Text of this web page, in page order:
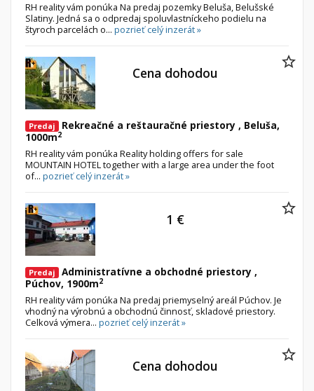
RH reality vám ponúka Na predaj pozemky Beluša, Belušské
Slatiny. Jedná sa o odpredaj spoluvlastníckeho podielu na
štyroch parcelách o... pozrieť celý inzerát »
Predaj
Rekreačné a reštauračné priestory , Beluša,
1000m2
RH reality vám ponúka Reality holding offers for sale
MOUNTAIN HOTEL together with a large area under the foot
of... pozrieť celý inzerát »
Cena dohodou
Predaj
Administratívne a obchodné priestory ,
Púchov, 1900m2
RH reality vám ponúka Na predaj priemyselný areál Púchov. Je
vhodný na výrobnú a obchodnú činnosť, skladové priestory.
Celková výmera... pozrieť celý inzerát »
1 €
Cena dohodou